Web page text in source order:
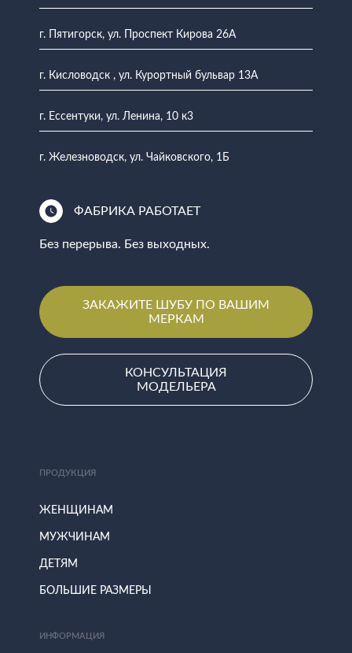
г. Пятигорск, ул. Проспект Кирова 26А
г. Кисловодск , ул. Курортный бульвар 13А
г. Ессентуки, ул. Ленина, 10 к3
г. Железноводск, ул. Чайковского, 1Б
ФАБРИКА РАБОТАЕТ
Без перерыва. Без выходных.
ЗАКАЖИТЕ ШУБУ ПО ВАШИМ
МЕРКАМ
КОНСУЛЬТАЦИЯ
МОДЕЛЬЕРА
ПРОДУКЦИЯ
ЖЕНЩИНАМ
МУЖЧИНАМ
ДЕТЯМ
БОЛЬШИЕ РАЗМЕРЫ
ИНФОРМАЦИЯ